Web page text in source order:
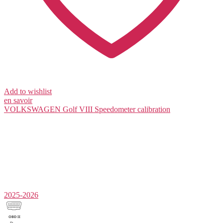
Add to wishlist
en savoir
VOLKSWAGEN Golf VIII Speedometer calibration
2025-2026